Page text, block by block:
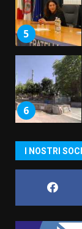
6
7
I NOSTRI